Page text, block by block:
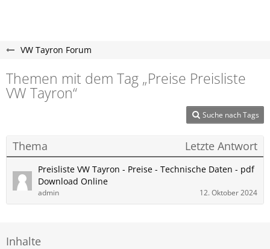
VW Tayron Forum
Themen mit dem Tag „Preise Preisliste
VW Tayron“
Suche nach Tags
Thema Letzte Antwort
Preisliste VW Tayron - Preise - Technische Daten - pdf
Download Online
admin 12. Oktober 2024
Inhalte